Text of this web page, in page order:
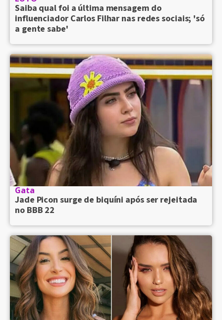
Saiba qual foi a última mensagem do
influenciador Carlos Filhar nas redes sociais; 'só
a gente sabe'
Gata
Jade Picon surge de biquíni após ser rejeitada
no BBB 22